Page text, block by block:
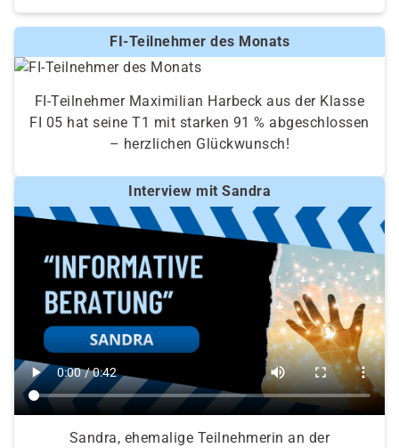
FI-Teilnehmer des Monats
FI-Teilnehmer Maximilian Harbeck aus der Klasse
FI 05 hat seine T1 mit starken 91 % abgeschlossen
– herzlichen Glückwunsch!
Interview mit Sandra
Sandra, ehemalige Teilnehmerin an der